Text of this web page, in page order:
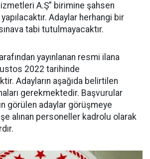
A.Ş” birimine şahsen
Adaylar herhangi bir
tabi tutulmayacaktır.
yayınlanan resmi ilana
2022 tarihinde
Adayların aşağıda belirtilen
gerekmektedir. Başvurular
görülen adaylar görüşmeye
alınan personeller kadrolu olarak